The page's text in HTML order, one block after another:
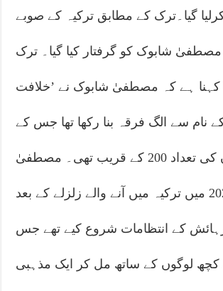
گیا۔ترک کے مطابق ترکیہ کے صوبے
مصطفیٰ شابوک کو گرفتار کیا گیا۔ ترک
کہنا ہے کہ مصطفیٰ شابوک نے ’خلافت
نام سے الگ فرقہ بنا رکھا تھا جس کے
ماننے والوں کی تعداد 200 کے قریب تھی۔ مصطفیٰ
شابوک نے 2023 میں ترکیہ میں آنے والے زلزلے کے بعد
رہائش کے انتظامات شروع کیے تھے جس
لوگوں کے ساتھ مل کر ایک مذہبی